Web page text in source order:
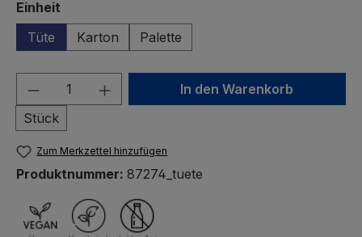
Einheit
Tüte
Karton Palette
Produkt Anzahl: Gib den
Stück
In den Warenkorb
Zum Merkzettel hinzufügen
Produktnummer: 87274_tuete